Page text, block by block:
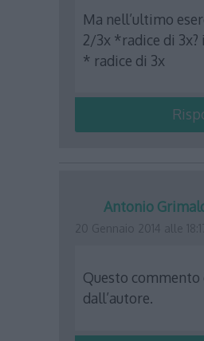
Ma nell’ultimo
2/3x *radice di
* radice di 3x
Antonio
Questo
dall’autore.